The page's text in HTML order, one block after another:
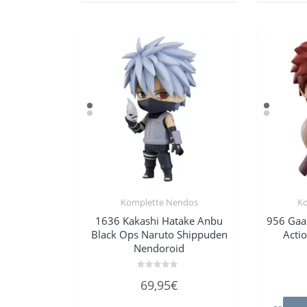
Komplette Nendos
1636 Kakashi Hatake Anbu
Black Ops Naruto Shippuden
Nendoroid
mit
69,95€
956